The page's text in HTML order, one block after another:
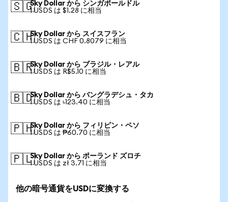
🇸🇬Sky Dollar から シンガポールドル
1 USDS は $1.28 に相当
🇨🇭Sky Dollar から スイスフラン
1 USDS は CHF 0.8079 に相当
🇧🇷Sky Dollar から ブラジル・レアル
1 USDS は R$5.10 に相当
🇧🇩Sky Dollar から バングラデシュ・タカ
1 USDS は ৳123.40 に相当
🇵🇭Sky Dollar から フィリピン・ペソ
1 USDS は ₱60.70 に相当
🇵🇱Sky Dollar から ポーランド ズロチ
1 USDS は zł 3.71 に相当
他の暗号通貨をUSDに変換する